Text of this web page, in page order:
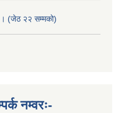
(जेठ २२ सम्मको)
नम्वरः-